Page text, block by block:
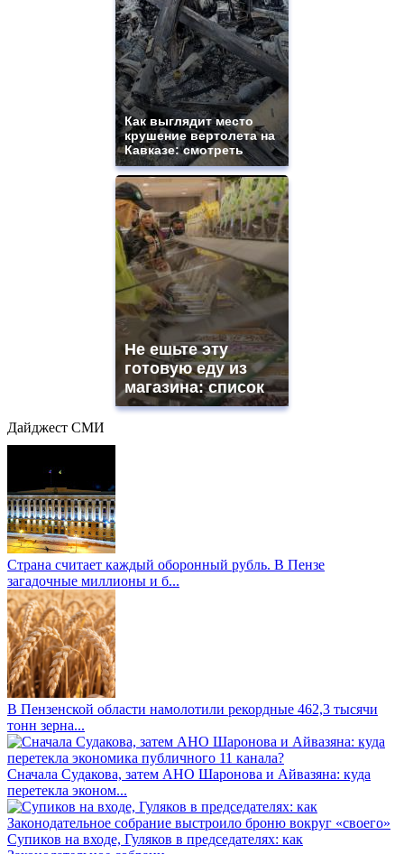
Как выглядит место
крушение вертолета на
Кавказе: смотреть
Не ешьте эту
готовую еду из
магазина: список
Дайджест СМИ
Страна считает каждый оборонный рубль. В Пензе
загадочные миллионы и б...
В Пензенской области намолотили рекордные 462,3 тысячи
тонн зерна...
Сначала Судакова, затем АНО Шаронова и Айвазяна: куда
перетекла эконом...
Супиков на входе, Гуляков в председателях: как